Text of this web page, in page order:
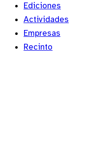
Ediciones
Actividades
Empresas
Recinto